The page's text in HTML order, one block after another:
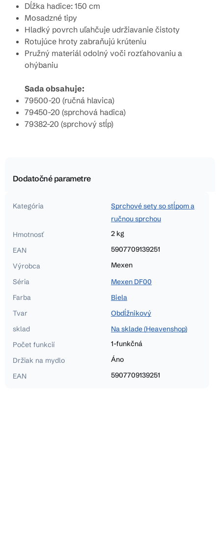
Dĺžka hadice: 150 cm
Mosadzné tipy
Hladký povrch uľahčuje udržiavanie čistoty
Rotujúce hroty zabraňujú krúteniu
Pružný materiál odolný voči rozťahovaniu a
ohýbaniu
Sada obsahuje:
79500-20 (ručná hlavica)
79450-20 (sprchová hadica)
79382-20 (sprchový stĺp)
Dodatočné parametre
Kategória
Sprchové sety so stĺpom a
ručnou sprchou
Hmotnosť
2 kg
EAN
5907709139251
Výrobca
Mexen
Séria
Mexen DF00
Farba
Biela
Tvar
Obdĺžnikový
sklad
Na sklade (Heavenshop)
Počet funkcií
1-funkčná
Držiak na mydlo
Áno
EAN
5907709139251